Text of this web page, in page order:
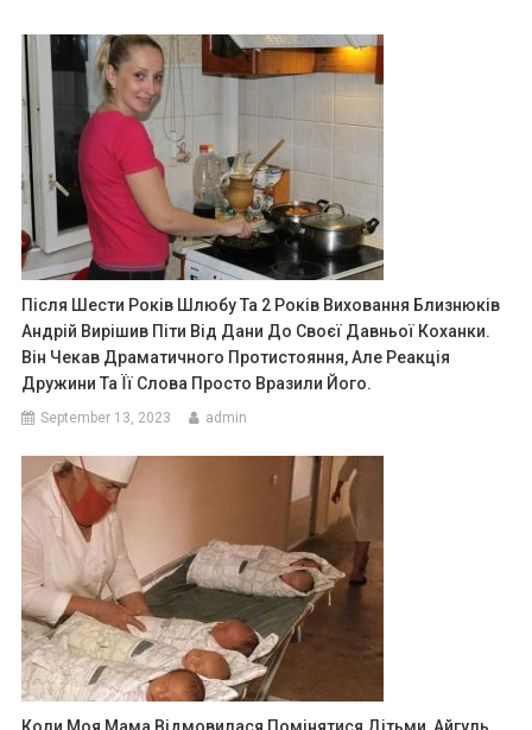
Після Шести Років Шлюбу Та 2 Років Виховання Близнюків
Андрій Вирішив Піти Від Дани До Своєї Давньої Коханки.
Він Чекав Драматичного Протистояння, Але Реакція
Дружини Та Її Слова Просто Вразили Його.
September 13, 2023 admin